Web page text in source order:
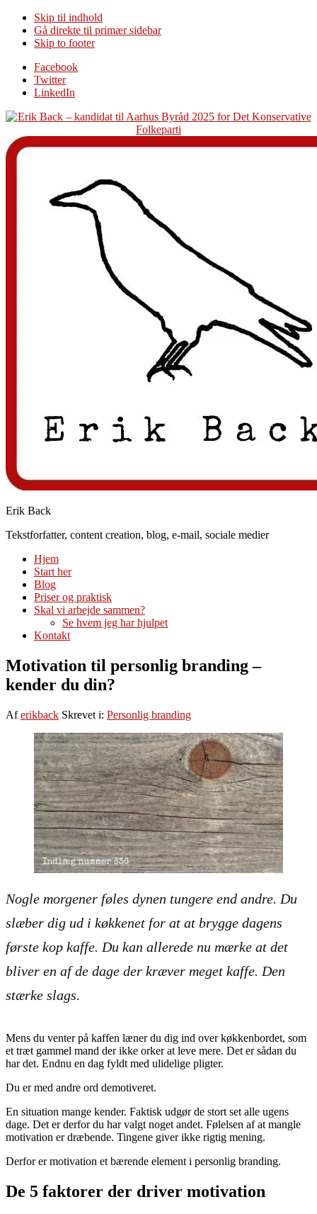
Skip til indhold
Gå direkte til primær sidebar
Skip to footer
Additional
menu
Facebook
Twitter
LinkedIn
Erik Back
Tekstforfatter, content creation, blog, e-mail, sociale medier
Hjem
Start her
Blog
Priser og praktisk
Skal vi arbejde sammen?
Se hvem jeg har hjulpet
Kontakt
Motivation til personlig branding –
kender du din?
Aferikback Skrevet i: Personlig branding
Nogle morgener føles dynen tungere end andre. Du
slæber dig ud i køkkenet for at at brygge dagens
første kop kaffe. Du kan allerede nu mærke at det
bliver en af de dage der kræver meget kaffe. Den
stærke slags.
Mens du venter på kaffen læner du dig ind over køkkenbordet, som
et træt gammel mand der ikke orker at leve mere. Det er sådan du
har det. Endnu en dag fyldt med ulidelige pligter.
Du er med andre ord demotiveret.
En situation mange kender. Faktisk udgør de stort set alle ugens
dage. Det er derfor du har valgt noget andet. Følelsen af at mangle
motivation er dræbende. Tingene giver ikke rigtig mening.
Derfor er motivation et bærende element i personlig branding.
De 5 faktorer der driver motivation